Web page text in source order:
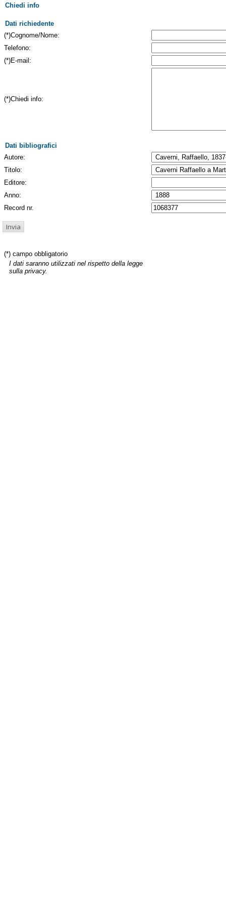
Chiedi info
Dati richiedente
(*)Cognome/Nome:
Telefono:
(*)E-mail:
(*)Chiedi info:
Dati bibliografici
Autore:
Titolo:
Editore:
Anno:
Record nr.
(*) campo obbligatorio
I dati saranno utilizzati nel rispetto della legge
sulla privacy.